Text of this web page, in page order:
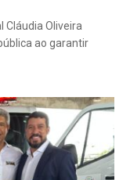
Cláudia Oliveira
ao garantir